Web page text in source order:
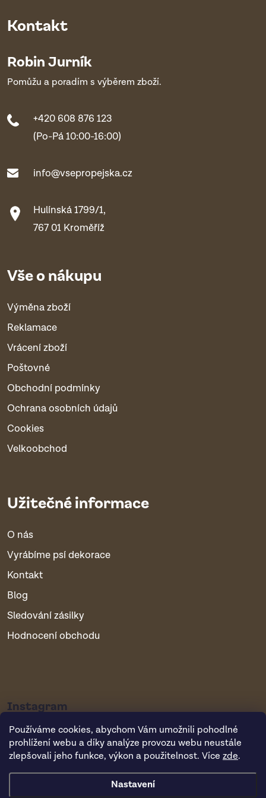
Používáme cookies, abychom Vám umožnili pohodlné
prohlížení webu a díky analýze provozu webu neustále
zlepšovali jeho funkce, výkon a použitelnost. Více zde.
Nastavení
Kontakt
Robin Jurník
Pomůžu a poradím s výběrem zboží.
+420 608 876 123
(Po-Pá 10:00-16:00)
info@vsepropejska.cz
Hulínská 1799/1,
767 01 Kroměříž
Vše o nákupu
Výměna zboží
Reklamace
Vrácení zboží
Poštovné
Obchodní podmínky
Ochrana osobních údajů
Cookies
Velkoobchod
Užitečné informace
O nás
Vyrábíme psí dekorace
Kontakt
Blog
Sledování zásilky
Hodnocení obchodu
Instagram